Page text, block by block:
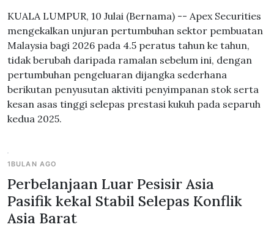
KUALA LUMPUR, 10 Julai (Bernama) -- Apex Securities
mengekalkan unjuran pertumbuhan sektor pembuatan
Malaysia bagi 2026 pada 4.5 peratus tahun ke tahun,
tidak berubah daripada ramalan sebelum ini, dengan
pertumbuhan pengeluaran dijangka sederhana
berikutan penyusutan aktiviti penyimpanan stok serta
kesan asas tinggi selepas prestasi kukuh pada separuh
kedua 2025.
1BULAN AGO
Perbelanjaan Luar Pesisir Asia
Pasifik kekal Stabil Selepas Konflik
Asia Barat